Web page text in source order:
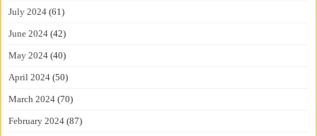
July 2024 (61)
June 2024 (42)
May 2024 (40)
April 2024 (50)
March 2024 (70)
February 2024 (87)